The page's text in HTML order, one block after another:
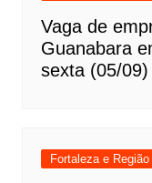
Vaga de
Guanabara
sexta (05/09)
Fortaleza e